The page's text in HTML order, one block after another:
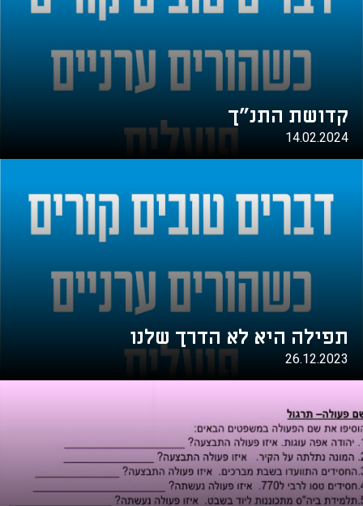
קדושת התנ"ך
14.02.2024
תפילה היא לא הדרך שלנו
26.12.2023